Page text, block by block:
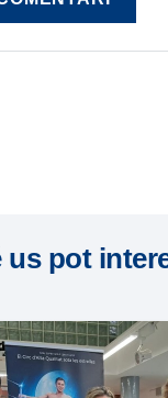
us pot